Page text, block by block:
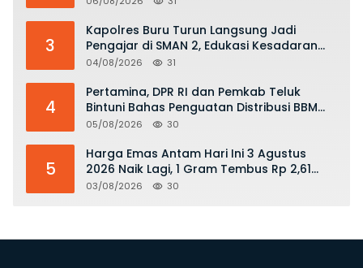
3
Kapolres Buru Turun Langsung Jadi
Pengajar di SMAN 2, Edukasi Kesadaran
Hukum dan Stop Kekerasan
04/08/2026 31
4
Pertamina, DPR RI dan Pemkab Teluk
Bintuni Bahas Penguatan Distribusi BBM
dan LPG
05/08/2026 30
5
Harga Emas Antam Hari Ini 3 Agustus
2026 Naik Lagi, 1 Gram Tembus Rp 2,61
Juta
03/08/2026 30